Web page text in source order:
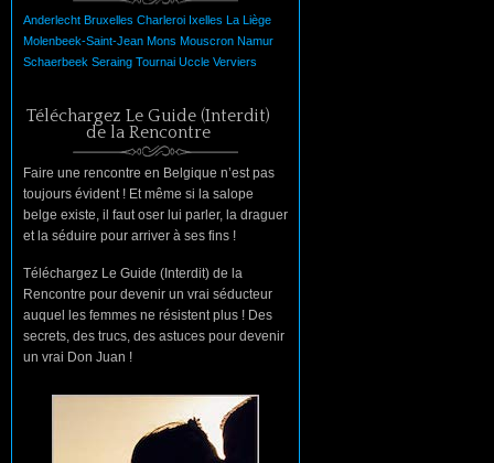
Anderlecht Bruxelles Charleroi Ixelles La Liège
Molenbeek-Saint-Jean Mons Mouscron Namur
Schaerbeek Seraing Tournai Uccle Verviers
Téléchargez Le Guide (Interdit)
de la Rencontre
Faire une rencontre en Belgique n’est pas
toujours évident ! Et même si la salope
belge existe, il faut oser lui parler, la draguer
et la séduire pour arriver à ses fins !
Téléchargez Le Guide (Interdit) de la
Rencontre pour devenir un vrai séducteur
auquel les femmes ne résistent plus ! Des
secrets, des trucs, des astuces pour devenir
un vrai Don Juan !